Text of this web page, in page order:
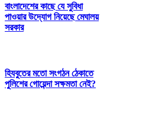
বাংলাদেশের কাছে যে সুবিধা
পাওয়ার উদ্যোগ নিয়েছে মেঘালয়
সরকার
হিযবুতের মতো সংগঠন ঠেকাতে
পুলিশের গোয়েন্দা সক্ষমতা নেই?